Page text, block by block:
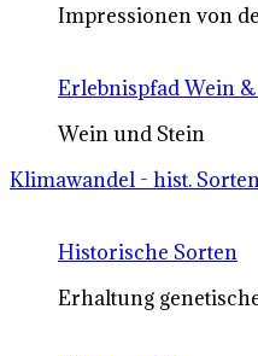
Impressionen von
Erlebnispfad Wein
Wein und Stein
Klimawandel - hist.
Historische Sorten
Erhaltung